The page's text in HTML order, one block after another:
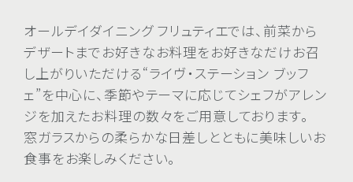
オールデイダイニング フリュティエでは、前菜から
デザートまでお好きなお料理をお好きなだけお召
し上がりいただける“ライヴ・ステーション ブッフ
ェ”を中心に、季節やテーマに応じてシェフがアレン
ジを加えたお料理の数々をご用意しております。
窓ガラスからの柔らかな日差しとともに美味しいお
食事をお楽しみください。